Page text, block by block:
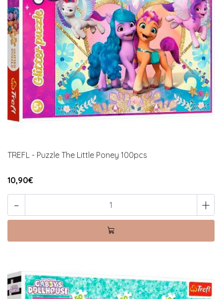
TREFL - Puzzle The Little Poney 100pcs
10,90€
- +